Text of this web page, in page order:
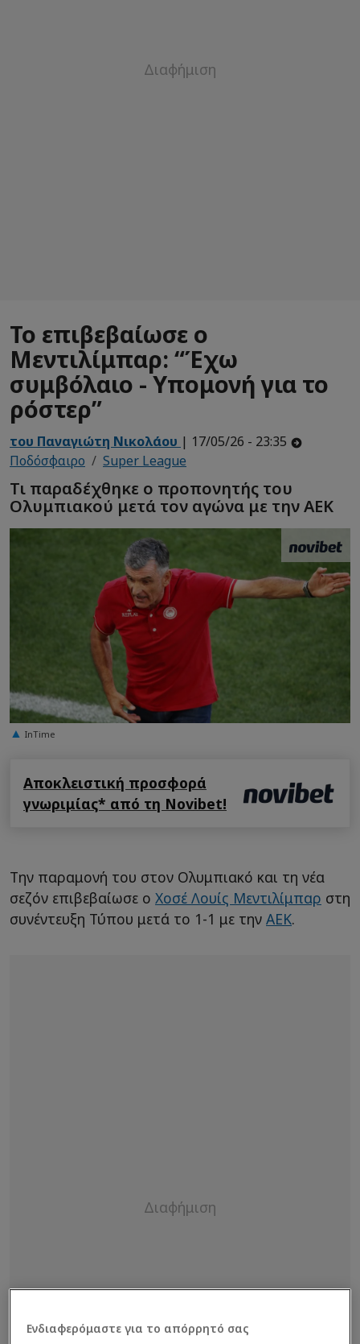
Το επιβεβαίωσε ο
Μεντιλίμπαρ: “Έχω
συμβόλαιο - Υπομονή για το
ρόστερ”
του Παναγιώτη Νικολάου | 17/05/26 - 23:35
Ποδόσφαιρο
Super League
Τι παραδέχθηκε ο προπονητής του
Ολυμπιακού μετά τον αγώνα με την ΑΕΚ
InTime
Αποκλειστική προσφορά
γνωριμίας* από τη Novibet!
Την παραμονή του στον Ολυμπιακό και τη νέα
σεζόν επιβεβαίωσε ο Χοσέ Λουίς Μεντιλίμπαρ στη
συνέντευξη Τύπου μετά το 1-1 με την ΑΕΚ.
Ενδιαφερόμαστε για το απόρρητό σας